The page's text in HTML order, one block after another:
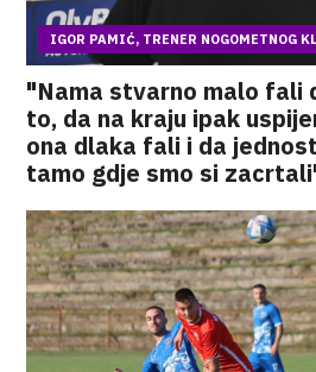
IGOR PAMIĆ, TRENER NOGOMETNOG
"Nama stvarno malo fali
to, da na kraju ipak
ona dlaka fali i da
tamo gdje smo si